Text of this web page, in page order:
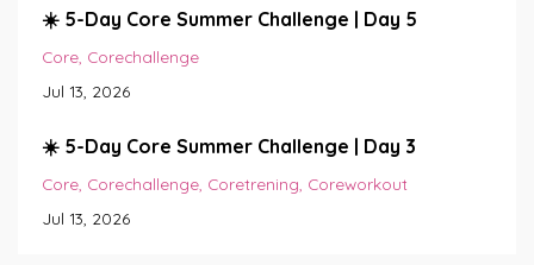
☀️ 5-Day Core Summer Challenge | Day 5
Core Corechallenge
Jul 13, 2026
☀️ 5-Day Core Summer Challenge | Day 3
Core Corechallenge Coretrening Coreworkout
Jul 13, 2026